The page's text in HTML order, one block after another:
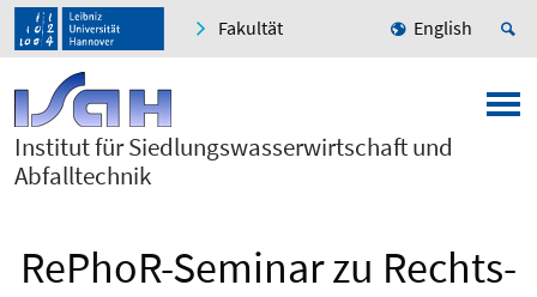
Fakultät English
Institut für Siedlungswasserwirtschaft und
Abfalltechnik
RePhoR-Seminar zu Rechts-